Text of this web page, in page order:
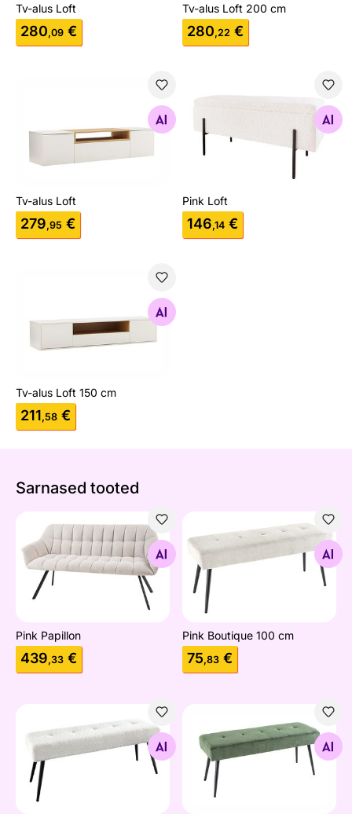
Tv-alus Loft
280,09 €
Tv-alus Loft 200 cm
280,22 €
Tv-alus Loft
279,95 €
Pink Loft
Pink Loft
146,14 €
Tv-alus Loft 150 cm
211,58 €
Sarnased tooted
Pink Papillon
Otsi sarnaseid
Pink Papillon
439,33 €
Pink Boutique 100 cm
Otsi sarnaseid
Pink Boutique 100 cm
75,83 €
Pink Boutique 100 cm
Otsi sarnaseid
Pink Boutique 100 cm
Otsi sarnaseid